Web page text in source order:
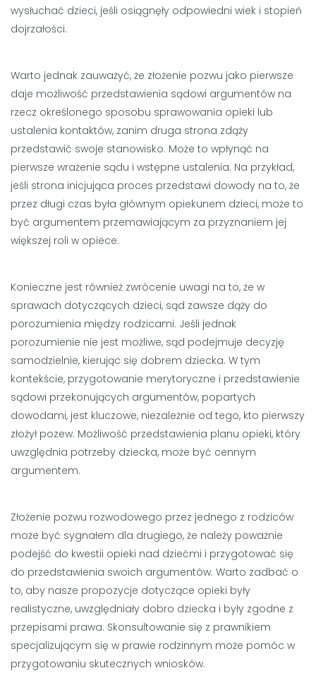
wysłuchać dzieci, jeśli osiągnęły odpowiedni wiek i stopień
dojrzałości.
Warto jednak zauważyć, że złożenie pozwu jako pierwsze
daje możliwość przedstawienia sądowi argumentów na
rzecz określonego sposobu sprawowania opieki lub
ustalenia kontaktów, zanim druga strona zdąży
przedstawić swoje stanowisko. Może to wpłynąć na
pierwsze wrażenie sądu i wstępne ustalenia. Na przykład,
jeśli strona inicjująca proces przedstawi dowody na to, że
przez długi czas była głównym opiekunem dzieci, może to
być argumentem przemawiającym za przyznaniem jej
większej roli w opiece.
Konieczne jest również zwrócenie uwagi na to, że w
sprawach dotyczących dzieci, sąd zawsze dąży do
porozumienia między rodzicami. Jeśli jednak
porozumienie nie jest możliwe, sąd podejmuje decyzję
samodzielnie, kierując się dobrem dziecka. W tym
kontekście, przygotowanie merytoryczne i przedstawienie
sądowi przekonujących argumentów, popartych
dowodami, jest kluczowe, niezależnie od tego, kto pierwszy
złożył pozew. Możliwość przedstawienia planu opieki, który
uwzględnia potrzeby dziecka, może być cennym
argumentem.
Złożenie pozwu rozwodowego przez jednego z rodziców
może być sygnałem dla drugiego, że należy poważnie
podejść do kwestii opieki nad dziećmi i przygotować się
do przedstawienia swoich argumentów. Warto zadbać o
to, aby nasze propozycje dotyczące opieki były
realistyczne, uwzględniały dobro dziecka i były zgodne z
przepisami prawa. Skonsultowanie się z prawnikiem
specjalizującym się w prawie rodzinnym może pomóc w
przygotowaniu skutecznych wniosków.